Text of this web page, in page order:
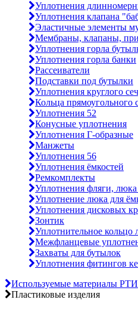
Уплотнения
Уплотнения клапана
Эластичные элементы
Мембраны, клапаны,
Уплотнения горла
Уплотнения горла банки
Рассеиватели
Подставки под бутылки
Уплотнения круглого
Кольца прямоугольного
Уплотнения 52
Конусные уплотнения
Уплотнения Г-образные
Манжеты
Уплотнения 56
Уплотнения ёмкостей
Ремкомплекты
Уплотнения фляги, люка
Уплотнение люка для
Уплотнения дисковых
Зонтик
Уплотнительное кольцо
Межфланцевые
Захваты для бутылок
Уплотнения фитингов
Используемые материалы РТИ
Пластиковые изделия